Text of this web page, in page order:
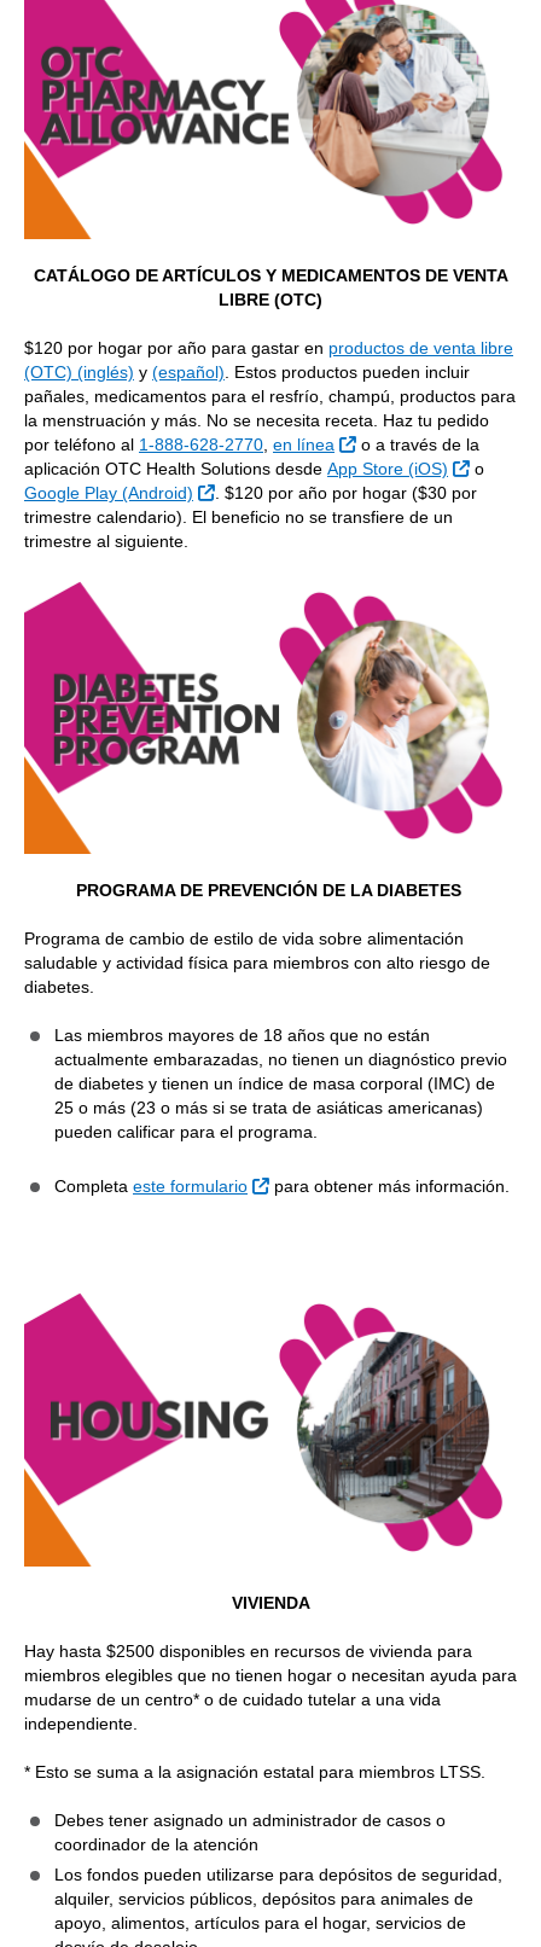
CATÁLOGO DE ARTÍCULOS Y MEDICAMENTOS DE VENTA
LIBRE (OTC)
$120 por hogar por año para gastar en productos de venta libre
(OTC) (inglés) y (español) . Estos productos pueden incluir
pañales, medicamentos para el resfrío, champú, productos para
la menstruación y más. No se necesita receta. Haz tu pedido
por teléfono al 1-888-628-2770 en línea Sitio Externo
o a través de la
aplicación OTC Health Solutions desde App Store (iOS) Sitio
o
Google Play (Android)
Sitio Externo
. $120 por año por hogar ($30 por
trimestre calendario). El beneficio no se transfiere de un
trimestre al siguiente.
PROGRAMA DE PREVENCIÓN DE LA DIABETES
Programa de cambio de estilo de vida sobre alimentación
saludable y actividad física para miembros con alto riesgo de
diabetes.
Las miembros mayores de 18 años que no están
actualmente embarazadas, no tienen un diagnóstico previo
de diabetes y tienen un índice de masa corporal (IMC) de
25 o más (23 o más si se trata de asiáticas americanas)
pueden calificar para el programa.
Completa este formulario Sitio Externo
para obtener más información.
VIVIENDA
Hay hasta $2500 disponibles en recursos de vivienda para
miembros elegibles que no tienen hogar o necesitan ayuda para
mudarse de un centro* o de cuidado tutelar a una vida
independiente.
* Esto se suma a la asignación estatal para miembros LTSS.
Debes tener asignado un administrador de casos o
coordinador de la atención
Los fondos pueden utilizarse para depósitos de seguridad,
alquiler, servicios públicos, depósitos para animales de
apoyo, alimentos, artículos para el hogar, servicios de